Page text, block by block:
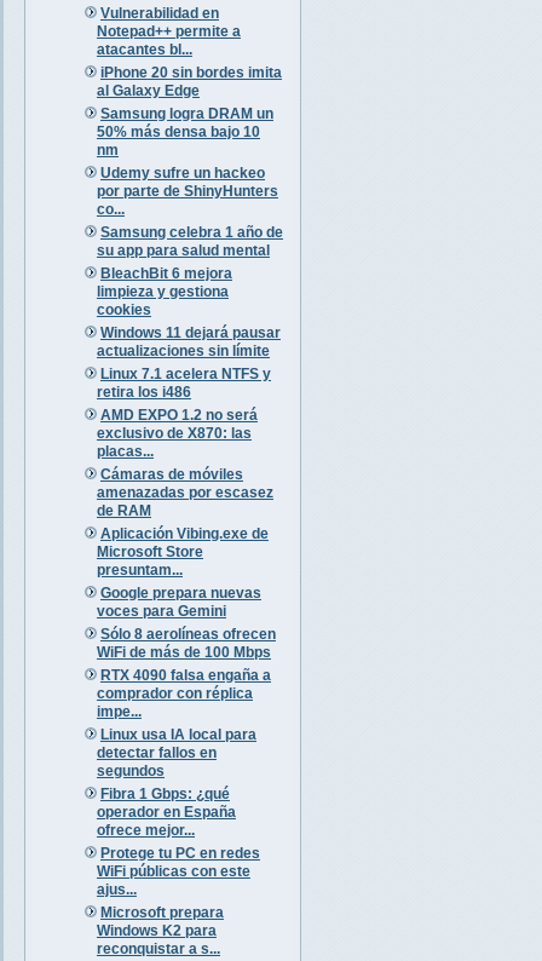
Vulnerabilidad en
Notepad++ permite a
atacantes bl...
iPhone 20 sin bordes imita
al Galaxy Edge
Samsung logra DRAM un
50% más densa bajo 10
nm
Udemy sufre un hackeo
por parte de ShinyHunters
co...
Samsung celebra 1 año de
su app para salud mental
BleachBit 6 mejora
limpieza y gestiona
cookies
Windows 11 dejará pausar
actualizaciones sin límite
Linux 7.1 acelera NTFS y
retira los i486
AMD EXPO 1.2 no será
exclusivo de X870: las
placas...
Cámaras de móviles
amenazadas por escasez
de RAM
Aplicación Vibing.exe de
Microsoft Store
presuntam...
Google prepara nuevas
voces para Gemini
Sólo 8 aerolíneas ofrecen
WiFi de más de 100 Mbps
RTX 4090 falsa engaña a
comprador con réplica
impe...
Linux usa IA local para
detectar fallos en
segundos
Fibra 1 Gbps: ¿qué
operador en España
ofrece mejor...
Protege tu PC en redes
WiFi públicas con este
ajus...
Microsoft prepara
Windows K2 para
reconquistar a s...